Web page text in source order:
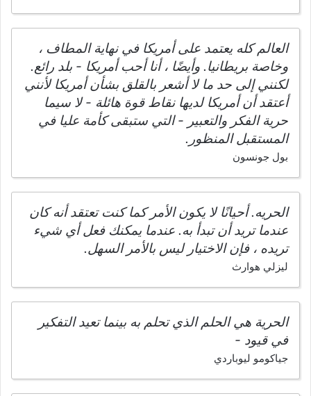
العالم كله يعتمد على أمريكا في نهاية المطاف ،
وخاصة بريطانيا. وأيضًا ، أنا أحب أمريكا - بلد رائع.
لكنني إلى حد ما لا أشعر بالقلق بشأن أمريكا لأنني
أعتقد أن أمريكا لديها نقاط قوة هائلة - لا سيما
حرية الفكر والتعبير - التي ستبقى كأمة عليا في
المستقبل المنظور.
بول جونسون
الحريه. أحيانًا لا يكون الأمر كما كنت تعتقد أنه كان
عندما تريد أن تبدأ به. عندما يمكنك فعل أي شيء
تريده ، فإن الاختيار ليس بالأمر السهل.
ليزلي هوارث
الحرية هي الحلم الذي تحلم به بينما تعيد التفكير
في قيود -
جياكومو ليوباردي